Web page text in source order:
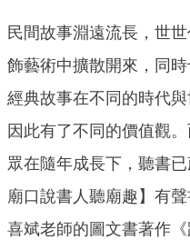
民間故事淵遠流長，世
飾藝術中擴散開來，同
經典故事在不同的時代
因此有了不同的價值觀
眾在隨年成長下，聽書
廟口說書人聽廟趣】有
喜斌老師的圖文書著作《